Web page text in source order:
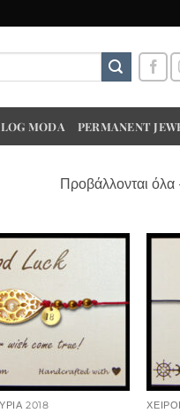
MODA PERMANENT
Προβάλλονται
2018